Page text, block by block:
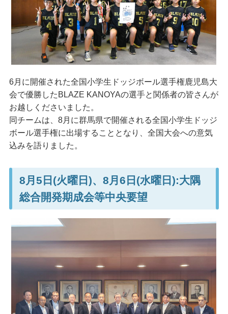
6月に開催された全国小学生ドッジボール選手権鹿児島大
会で優勝したBLAZE KANOYAの選手と関係者の皆さんが
お越しくださいました。
同チームは、8月に群馬県で開催される全国小学生ドッジ
ボール選手権に出場することとなり、全国大会への意気
込みを語りました。
8月5日(火曜日)、8月6日(水曜日):大隅
総合開発期成会等中央要望